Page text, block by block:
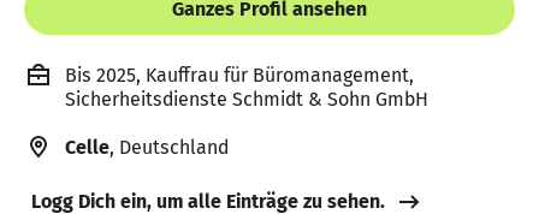
Ganzes Profil ansehen
Bis 2025, Kauffrau für Büromanagement,
Sicherheitsdienste Schmidt & Sohn GmbH
Celle, Deutschland
Logg Dich ein, um alle Einträge zu sehen.